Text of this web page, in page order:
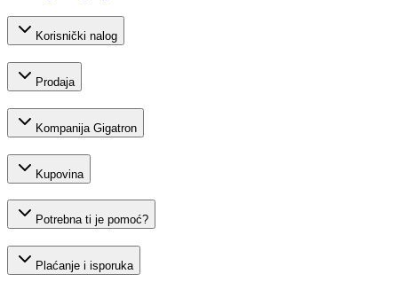
Korisnički nalog
Prodaja
Kompanija Gigatron
Kupovina
Potrebna ti je pomoć?
Plaćanje i isporuka